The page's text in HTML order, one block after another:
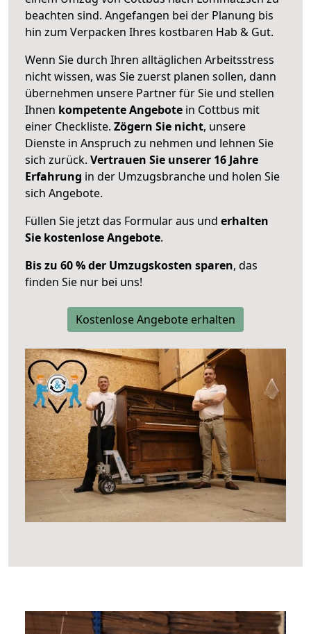
beachten sind. Angefangen bei der Planung bis
hin zum Verpacken Ihres kostbaren Hab & Gut.
Wenn Sie durch Ihren alltäglichen Arbeitsstress
nicht wissen, was Sie zuerst planen sollen, dann
übernehmen unsere Partner für Sie und stellen
Ihnen kompetente Angebote in Cottbus mit
einer Checkliste. Zögern Sie nicht, unsere
Dienste in Anspruch zu nehmen und lehnen Sie
sich zurück. Vertrauen Sie unserer 16 Jahre
Erfahrung in der Umzugsbranche und holen Sie
sich Angebote.
Füllen Sie jetzt das Formular aus und erhalten
Sie kostenlose Angebote.
Bis zu 60 % der Umzugskosten sparen, das
finden Sie nur bei uns!
Kostenlose Angebote erhalten